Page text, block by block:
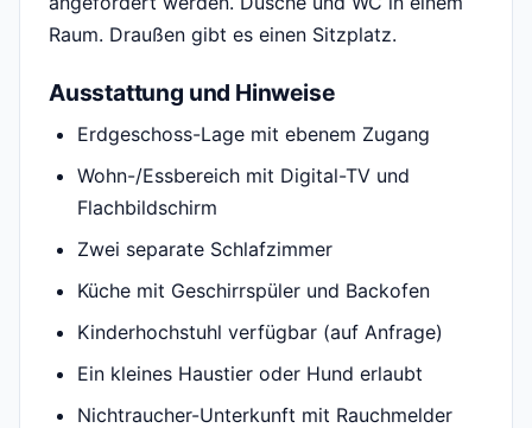
Raum. Draußen gibt es einen Sitzplatz.
Ausstattung und Hinweise
Erdgeschoss-Lage mit ebenem Zugang
Wohn-/Essbereich mit Digital-TV und
Flachbildschirm
Zwei separate Schlafzimmer
Küche mit Geschirrspüler und Backofen
Kinderhochstuhl verfügbar (auf Anfrage)
Ein kleines Haustier oder Hund erlaubt
Nichtraucher-Unterkunft mit Rauchmelder